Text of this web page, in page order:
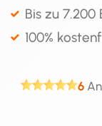
Bis zu 7.200
100%
6